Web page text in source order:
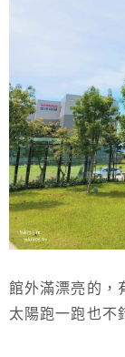
館外滿漂亮的，
太陽跑一跑也不